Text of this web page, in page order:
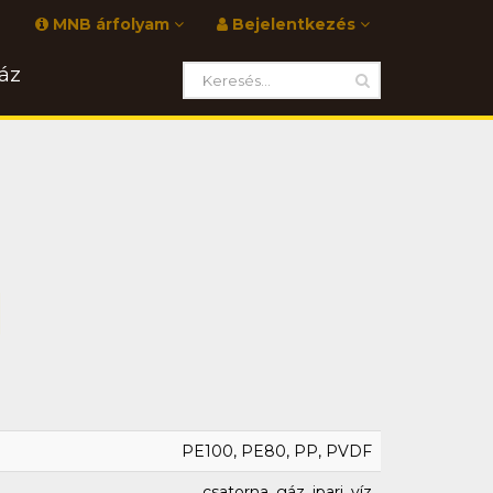
Bejelentkezés
MNB árfolyam
PE100, PE80, PP, PVDF